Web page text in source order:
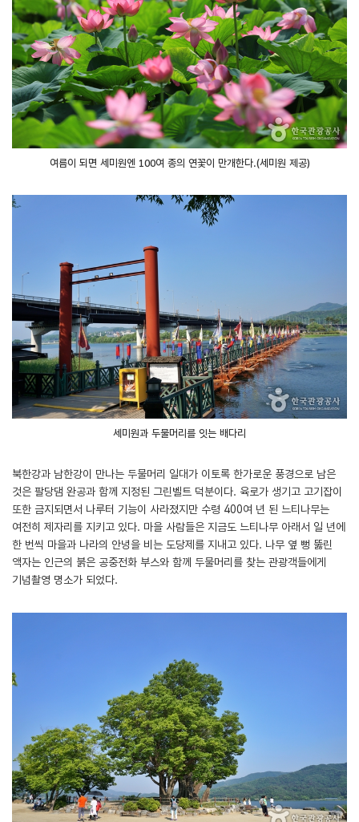
여름이 되면 세미원엔 100여 종의 연꽃이 만개한다.(세미원 제공)
세미원과 두물머리를 잇는 배다리
북한강과 남한강이 만나는 두물머리 일대가 이토록 한가로운 풍경으로 남은
것은 팔당댐 완공과 함께 지정된 그린벨트 덕분이다. 육로가 생기고 고기잡이
또한 금지되면서 나루터 기능이 사라졌지만 수령 400여 년 된 느티나무는
여전히 제자리를 지키고 있다. 마을 사람들은 지금도 느티나무 아래서 일 년에
한 번씩 마을과 나라의 안녕을 비는 도당제를 지내고 있다. 나무 옆 뻥 뚫린
액자는 인근의 붉은 공중전화 부스와 함께 두물머리를 찾는 관광객들에게
기념촬영 명소가 되었다.